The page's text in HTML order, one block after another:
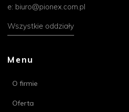
e: biuro@pionex.com.pl
Wszystkie oddziały
Menu
O firmie
Oferta